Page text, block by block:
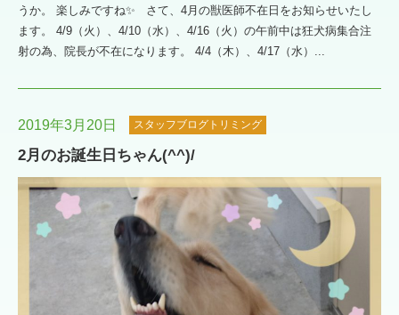
うか。 楽しみですね✨ さて、4月の獣医師不在日をお知らせいたし
ます。 4/9（火）、4/10（水）、4/16（火）の午前中は狂犬病集合注
射の為、院長が不在になります。 4/4（木）、4/17（水）...
2019年3月20日 スタッフブログトリミング
2月のお誕生日ちゃん(^^)/